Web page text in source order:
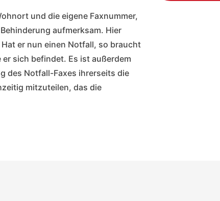
und die eigene Faxnummer,
aufmerksam. Hier
er nun einen Notfall, so braucht
sich befindet. Es ist außerdem
des Notfall-Faxes ihrerseits die
mitzuteilen, das die